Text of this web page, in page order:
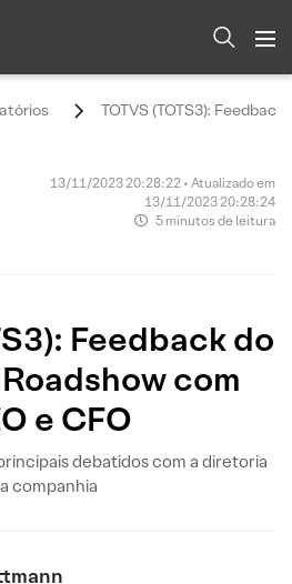
TOTVS (TOTS3):
13/11/2023 20:28:22 • Atualizado em
13/11/2023 20:28:24
5 minutos de leitura
Feedback do
com
e CFO
debatidos com a diretoria
companhia